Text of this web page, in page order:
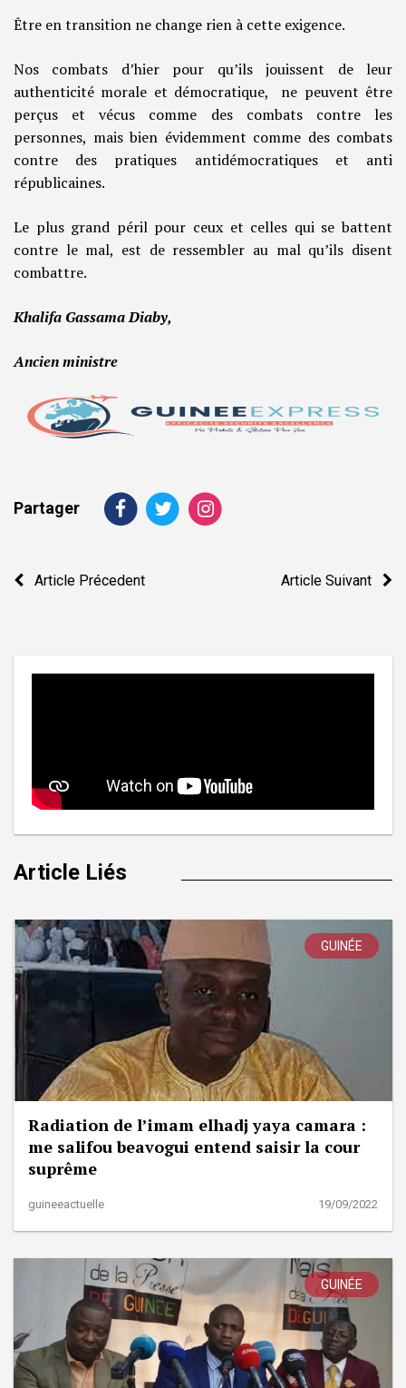
Être en transition ne change rien à cette exigence.
Nos combats d’hier pour qu’ils jouissent de leur
authenticité morale et démocratique, ne peuvent être
perçus et vécus comme des combats contre les
personnes, mais bien évidemment comme des combats
contre des pratiques antidémocratiques et anti
républicaines.
Le plus grand péril pour ceux et celles qui se battent
contre le mal, est de ressembler au mal qu’ils disent
combattre.
Khalifa Gassama Diaby,
Ancien ministre
Partager
Navigation
Article Précedent Article Suivant
Article Liés
GUINÉE
Radiation de l’imam elhadj yaya camara :
me salifou beavogui entend saisir la cour
suprême
guineeactuelle 19/09/2022
GUINÉE